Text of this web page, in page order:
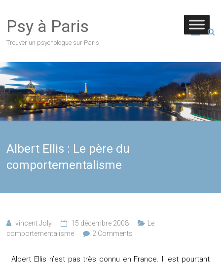
Psy à Paris
Trouver un psychologue sur Paris
Albert Ellis : Le père du
comportementalisme
vincent Joly 15 décembre 2008
Le
comportementalisme
2 Comments
Albert Ellis n’est pas très connu en France. Il est pourtant